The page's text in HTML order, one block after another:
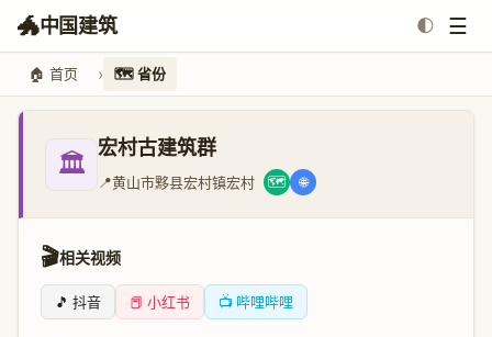
🐲中国建筑 🌓 ☰
🏠 首页 🗺️ 省份
🏛️ 宏村古建筑群
📍黄山市黟县宏村镇宏村 🗺️ 🌐
🎬相关视频
🎵 抖音 📕 小红书 📺 哔哩哔哩